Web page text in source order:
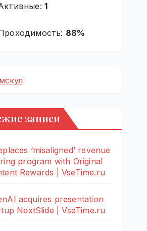
1
88%
записи
‘misaligned’ revenue
program with Original
Rewards | VseTime.ru
acquires presentation
NextSlide | VseTime.ru